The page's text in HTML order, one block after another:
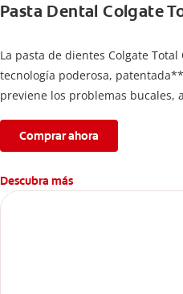
Pasta Dental Colgate
La pasta de dientes Colgate
tecnología poderosa,
previene los problemas
completa limpieza dental.
*Con el cepillado 2 veces por día
semanas.
**Patentada en Estados Unidos.
Comprar ahora
Descubra más